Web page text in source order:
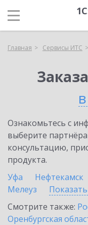
Главная Сервисы ИТС
Ознакомьтесь с
выберите
консультацию,
продукта.
Уфа
Нефтекамск
Мелеуз
Смотрите также:
Оренбургская